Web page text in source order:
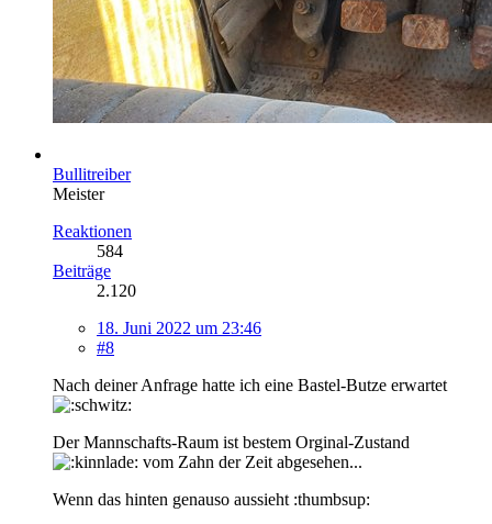
Bullitreiber
Meister
Reaktionen
584
Beiträge
2.120
18. Juni 2022 um 23:46
#8
Nach deiner Anfrage hatte ich eine Bastel-Butze erwartet
Der Mannschafts-Raum ist bestem Orginal-Zustand
vom Zahn der Zeit abgesehen...
Wenn das hinten genauso aussieht :thumbsup: